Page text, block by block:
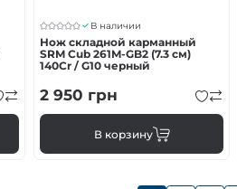
В наличии
Нож складной карманный
SRM Cub 261M-GB2 (7.3 см)
140Cr / G10 черный
2 950 грн
В корзину